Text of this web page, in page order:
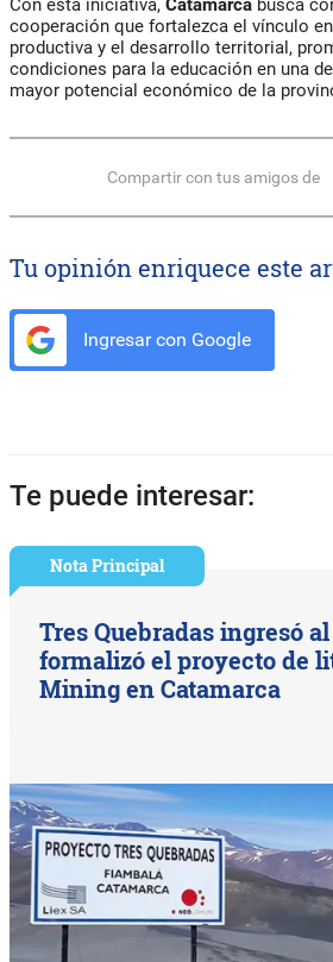
cooperación que fortalezca el vínculo
productiva y el desarrollo territorial,
condiciones para la educación en una
mayor potencial económico de la
Compartir con tus amigos de
Tu opinión enriquece este
Ingresar con Google
Te puede interesar:
Nota Principal
Tres Quebradas ingresó
formalizó el proyecto de
Mining en Catamarca